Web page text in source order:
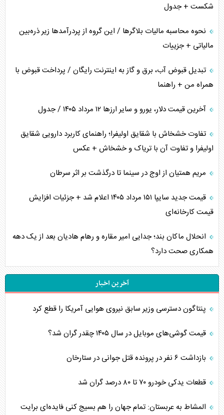
شکست + جدول
نحوه محاسبه مالیات بلاگر‌ها / این گروه از پردرآمد‌ها زیر ذره‌بین
مالیاتی + جزییات
تبدیل قبوض آب، برق و گاز به اینترنت رایگان / پرداخت قبوض با
همراه من + راهنما
آخرین قیمت دلار، یورو و سایر ارز‌ها ۱۲ مرداد ۱۴۰۵ / جدول
تفاوت خشخاش با شقایق اولیفرا؛ راهنمای کاربرد دارویی شقایق
اولیفرا و تفاوت آن با تریاک و خشخاش + عکس
مریم همتیان از اوج در سینما تا درگذشت بر اثر سرطان
قیمت جدید سایپا ۱۵۱ مرداد ۱۴۰۵ اعلام شد + جزئیات افزایش
قیمت کارخانه‌ای
انحلال ماکان بند؛ جدایی امیر مقاره و رهام هادیان بعد از یک دهه
همکاری صحت دارد؟
آخرین اخبار
پنتاگون دسترسی وزیر سابق نیروی هوایی آمریکا را قطع کرد
قیمت گوشی‌های موبایل در سال ۱۴۰۵ چقدر گران شد؟
بازداشت ۶ نفر در پرونده قتل جوانی در ستارخان
قطعات یدکی خودرو ۷۰ تا ۸۰ درصد گران شد
المشاط به عربستان: تمام جهان را هم بسیج کنی فایده‌ای برایت